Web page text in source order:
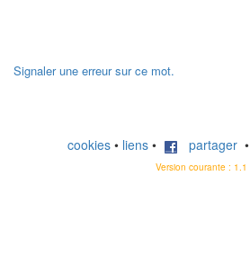
Signaler une erreur sur ce mot.
cookies • liens • partager •
Version courante : 1.1